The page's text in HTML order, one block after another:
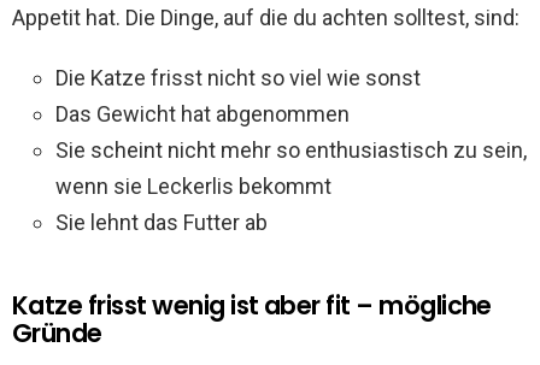
Appetit hat. Die Dinge, auf die du achten solltest, sind:
Die Katze frisst nicht so viel wie sonst
Das Gewicht hat abgenommen
Sie scheint nicht mehr so enthusiastisch zu sein,
wenn sie Leckerlis bekommt
Sie lehnt das Futter ab
Katze frisst wenig ist aber fit – mögliche
Gründe